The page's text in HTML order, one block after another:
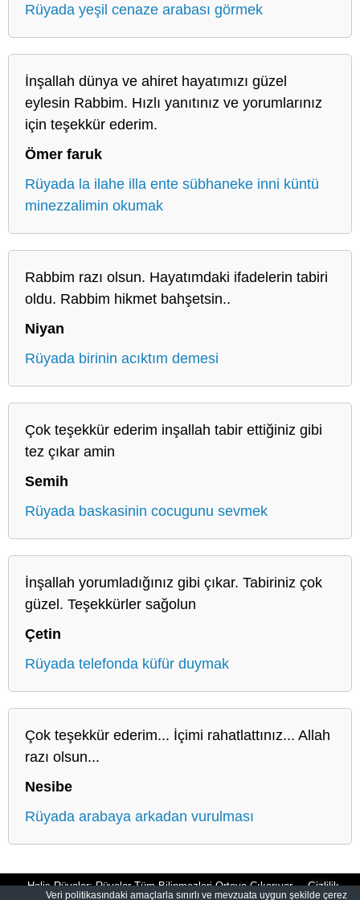
Rüyada yeşil cenaze arabası görmek
İnşallah dünya ve ahiret hayatımızı güzel
eylesin Rabbim. Hızlı yanıtınız ve yorumlarınız
için teşekkür ederim.
Ömer faruk
Rüyada la ilahe illa ente sübhaneke inni küntü
minezzalimin okumak
Rabbim razı olsun. Hayatımdaki ifadelerin tabiri
oldu. Rabbim hikmet bahşetsin..
Niyan
Rüyada birinin acıktım demesi
Çok teşekkür ederim inşallah tabir ettiğiniz gibi
tez çıkar amin
Semih
Rüyada baskasinin cocugunu sevmek
İnşallah yorumladığınız gibi çıkar. Tabiriniz çok
güzel. Teşekkürler sağolun
Çetin
Rüyada telefonda küfür duymak
Çok teşekkür ederim... İçimi rahatlattınız... Allah
razı olsun...
Nesibe
Rüyada arabaya arkadan vurulması
Halis Rüyalar: Rüyalar Tüm Bilinmezleri Ortaya Çıkarıyor Gizlilik
Veri politikasındaki amaçlarla sınırlı ve mevzuata uygun şekilde çerez